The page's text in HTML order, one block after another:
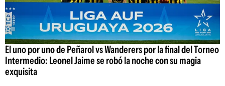
El uno por uno de Peñarol vs Wanderers por la final del Torneo
Intermedio: Leonel Jaime se robó la noche con su magia
exquisita